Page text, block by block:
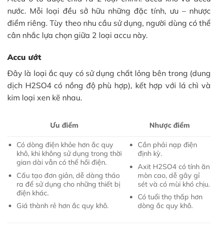
nước. Mỗi loại đều sở hữu những đặc tính, ưu – nhược
điểm riêng. Tùy theo nhu cầu sử dụng, người dùng có thể
cân nhắc lựa chọn giữa 2 loại accu này.
Accu ướt
Đây là loại ắc quy có sử dụng chất lỏng bên trong (dung
dịch H2SO4 có nồng độ phù hợp), kết hợp với lá chì và
kim loại xen kẽ nhau.
Ưu điểm Nhược điểm
Có dòng điện khỏe hơn ắc quy
khô, khi không sử dụng trong thời
gian dài vẫn có thể hồi điện.
Cấu tạo đơn giản, dễ dàng tháo
ra để sử dụng cho những thiết bị
điện khác.
Giá thành rẻ hơn ắc quy khô.
Cần phải nạp điện
định kỳ.
Axit H2SO4 có tính ăn
mòn cao, dễ gây gỉ
sét và có mùi khó chịu.
Có tuổi thọ thấp hơn
dòng ắc quy khô.